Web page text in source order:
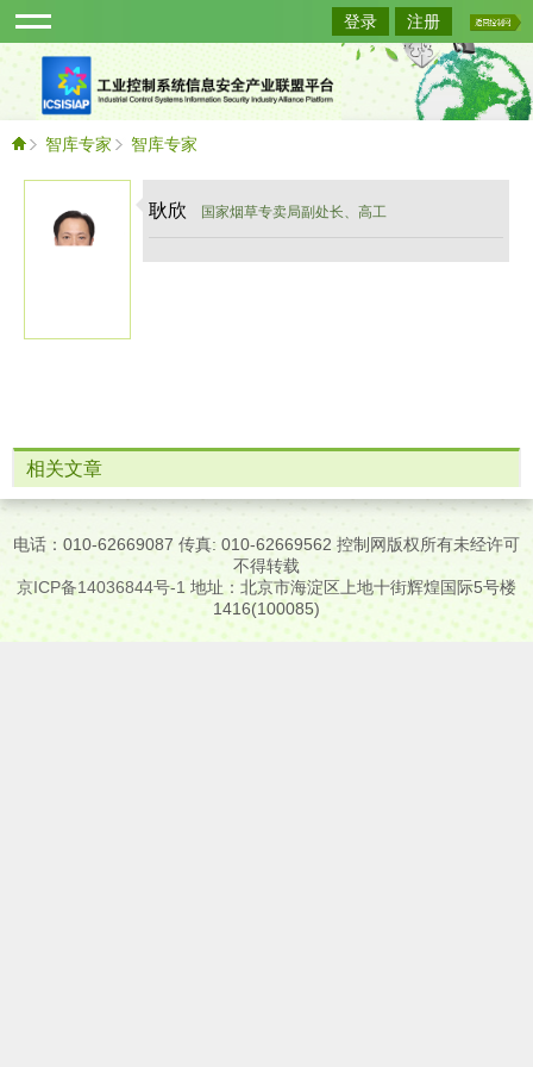
登录 注册
智库专家 智库专家
耿欣 国家烟草专卖局副处长、高工
相关文章
电话：010-62669087 传真: 010-62669562 控制网版权所有未经许可
不得转载
京ICP备14036844号-1 地址：北京市海淀区上地十街辉煌国际5号楼
1416(100085)